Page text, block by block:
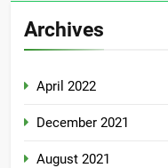
Archives
April 2022
December 2021
August 2021